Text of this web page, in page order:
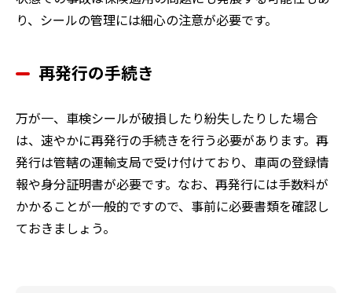
り、シールの管理には細心の注意が必要です。
再発行の手続き
万が一、車検シールが破損したり紛失したりした場合
は、速やかに再発行の手続きを行う必要があります。再
発行は管轄の運輸支局で受け付けており、車両の登録情
報や身分証明書が必要です。なお、再発行には手数料が
かかることが一般的ですので、事前に必要書類を確認し
ておきましょう。